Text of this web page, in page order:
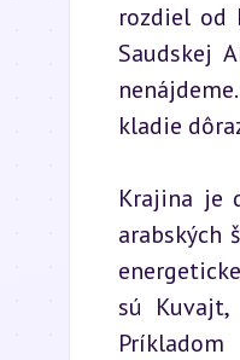
rozdiel od
Saudskej
kladie
Krajina je
arabských
sú Kuvajt,